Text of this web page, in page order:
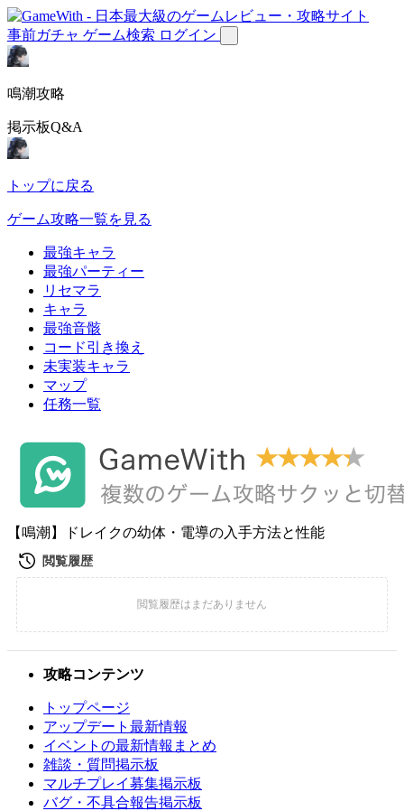
事前ガチャ ゲーム検索 ログイン
鳴潮攻略
掲示板Q&A
トップに戻る
ゲーム攻略一覧を見る
最強キャラ
最強パーティー
リセマラ
キャラ
最強音骸
コード引き換え
未実装キャラ
マップ
任務一覧
【鳴潮】ドレイクの幼体・電導の入手方法と性能
攻略コンテンツ
トップページ
アップデート最新情報
イベントの最新情報まとめ
雑談・質問掲示板
マルチプレイ募集掲示板
バグ・不具合報告掲示板